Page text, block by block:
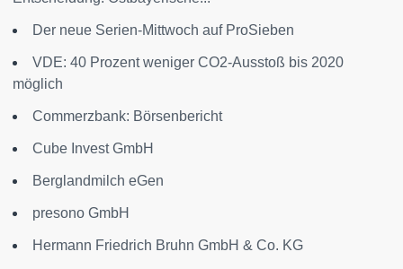
Der neue Serien-Mittwoch auf ProSieben
VDE: 40 Prozent weniger CO2-Ausstoß bis 2020
möglich
Commerzbank: Börsenbericht
Cube Invest GmbH
Berglandmilch eGen
presono GmbH
Hermann Friedrich Bruhn GmbH & Co. KG